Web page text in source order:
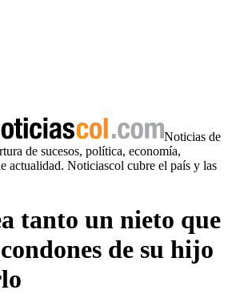
Noticias de
de sucesos, política, economía,
actualidad. Noticiascol cubre el país y las
tanto un nieto que
de su hijo